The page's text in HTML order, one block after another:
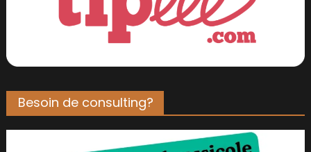
Besoin de consulting?